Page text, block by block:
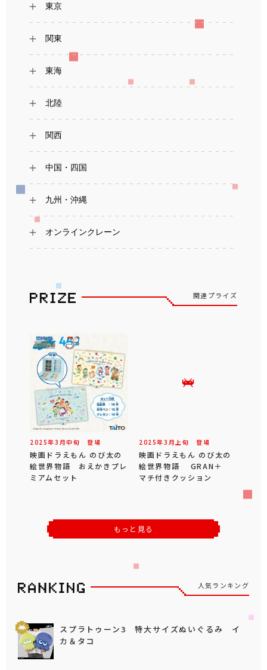
東京
関東
東海
北陸
関西
中国・四国
九州・沖縄
オンラインクレーン
関連プライズ
2025年3 月中旬 登場
映画ドラえもん のび太の
絵世界物語 おえかきプレ
ミアムセット
2025年3 月 上旬 登場
映画ドラえもん のび太の
絵世界物語 GRAN＋
マチ付きクッション
もっと見る
人気ランキング
スプラトゥーン3 特大サイズぬいぐるみ イ
カ＆タコ